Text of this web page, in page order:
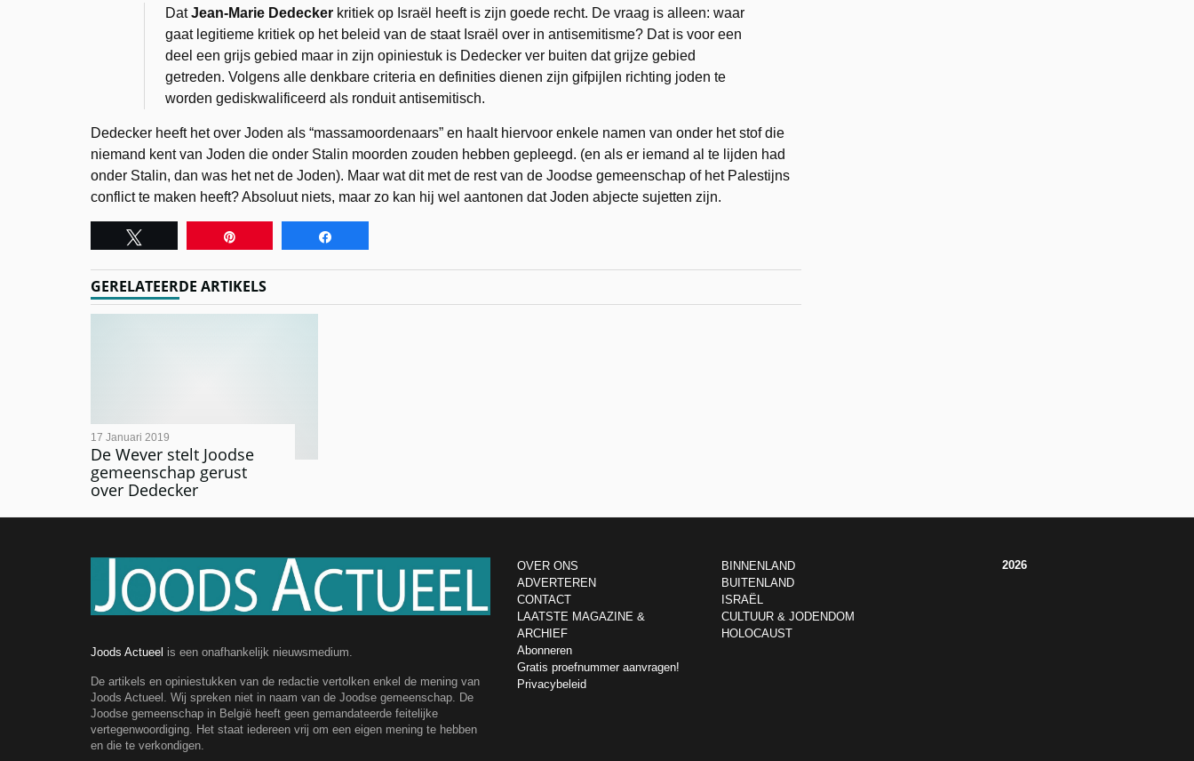
DatJean-Marie Dedecker kritiek op Israël heeft is zijn goede recht. De vraag is alleen: waar
gaat legitieme kritiek op het beleid van de staat Israël over in antisemitisme? Dat is voor een
deel een grijs gebied maar in zijn opiniestuk is Dedecker ver buiten dat grijze gebied
getreden. Volgens alle denkbare criteria en definities dienen zijn gifpijlen richting joden te
worden gediskwalificeerd als ronduit antisemitisch.
Dedecker heeft het over Joden als “massamoordenaars” en haalt hiervoor enkele namen van onder het stof die
niemand kent van Joden die onder Stalin moorden zouden hebben gepleegd. (en als er iemand al te lijden had
onder Stalin, dan was het net de Joden). Maar wat dit met de rest van de Joodse gemeenschap of het Palestijns
conflict te maken heeft? Absoluut niets, maar zo kan hij wel aantonen dat Joden abjecte sujetten zijn.
GERELATEERDE ARTIKELS
De Wever stelt Joodse
gemeenschap gerust
over Dedecker
17 Januari 2019
Joods Actueel is een onafhankelijk nieuwsmedium.
De artikels en opiniestukken van de redactie vertolken enkel de mening van
Joods Actueel. Wij spreken niet in naam van de Joodse gemeenschap. De
Joodse gemeenschap in België heeft geen gemandateerde feitelijke
vertegenwoordiging. Het staat iedereen vrij om een eigen mening te hebben
en die te verkondigen.
OVER ONS
ADVERTEREN
CONTACT
LAATSTE MAGAZINE &
ARCHIEF
Abonneren
Gratis proefnummer aanvragen!
Privacybeleid
BINNENLAND
BUITENLAND
ISRAËL
CULTUUR & JODENDOM
HOLOCAUST
2026